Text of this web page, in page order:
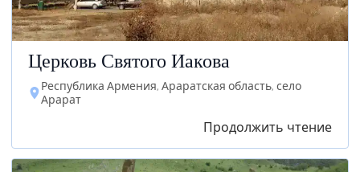
Церковь Святого Иакова
Республика Армения, Араратская область, село
Арарат
Продолжить чтение